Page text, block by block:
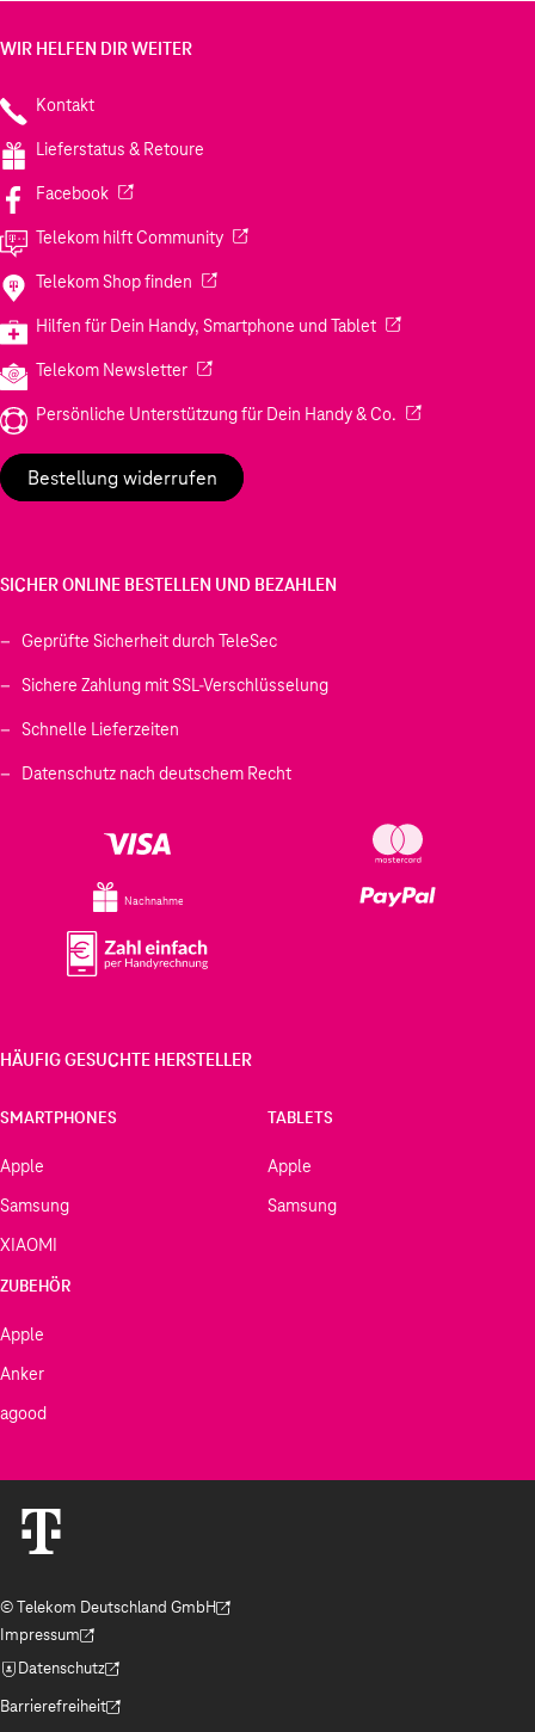
WIR HELFEN DIR WEITER
Kontakt
Lieferstatus & Retoure
Facebook(Wird in einem neuen Tab geöffnet)
Telekom hilft Community(Wird in einem neuen Tab geöffnet)
Telekom Shop finden (Wird in einem neuen Tab geöffnet)
Hilfen für Dein Handy, Smartphone und Tablet(Wird in einem
Telekom Newsletter(Wird in einem neuen Tab geöffnet)
Persönliche Unterstützung für Dein Handy & Co. (Wird in einem
Bestellung widerrufen
SICHER ONLINE BESTELLEN UND BEZAHLEN
Geprüfte Sicherheit durch TeleSec
Sichere Zahlung mit SSL-Verschlüsselung
Schnelle Lieferzeiten
Datenschutz nach deutschem Recht
Nachnahme
HÄUFIG GESUCHTE HERSTELLER
SMARTPHONES
Apple
Samsung
XIAOMI
TABLETS
Apple
Samsung
ZUBEHÖR
Apple
Anker
agood
© Telekom Deutschland GmbH
(Der Link wird in einem neuen Tab geöffnet)
Impressum
(Der Link wird in einem neuen Tab geöffnet)
Datenschutz
(Der Link wird in einem neuen Tab geöffnet)
Barrierefreiheit
(Der Link wird in einem neuen Tab geöffnet)